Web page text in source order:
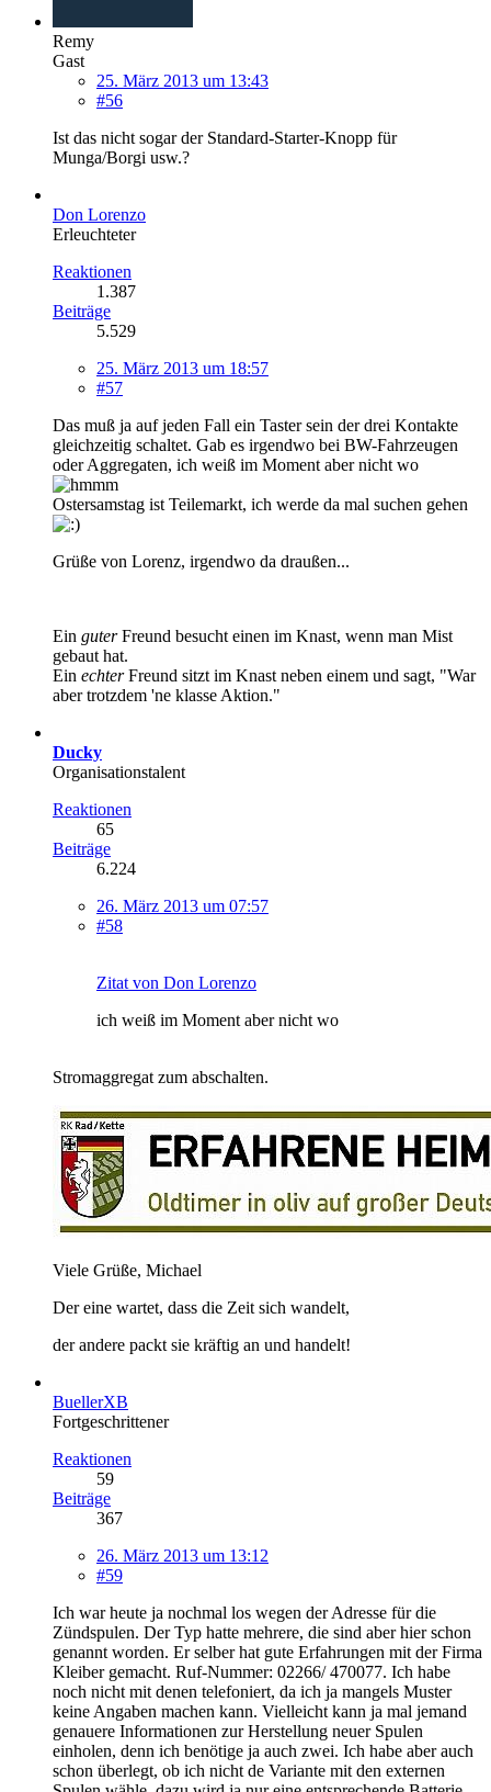
Remy
Gast
25. März 2013 um 13:43
#56
Ist das nicht sogar der Standard-Starter-Knopp für
Munga/Borgi usw.?
Don Lorenzo
Erleuchteter
Reaktionen
1.387
Beiträge
5.529
25. März 2013 um 18:57
#57
Das muß ja auf jeden Fall ein Taster sein der drei Kontakte
gleichzeitig schaltet. Gab es irgendwo bei BW-Fahrzeugen
oder Aggregaten, ich weiß im Moment aber nicht wo
Ostersamstag ist Teilemarkt, ich werde da mal suchen gehen
Grüße von Lorenz, irgendwo da draußen...
Ein guterFreund besucht einen im Knast, wenn man Mist
gebaut hat.
Ein echterFreund sitzt im Knast neben einem und sagt, "War
aber trotzdem 'ne klasse Aktion."
Ducky
Organisationstalent
Reaktionen
65
Beiträge
6.224
26. März 2013 um 07:57
#58
Zitat von Don Lorenzo
ich weiß im Moment aber nicht wo
Stromaggregat zum abschalten.
Viele Grüße, Michael
Der eine wartet, dass die Zeit sich wandelt,
der andere packt sie kräftig an und handelt!
BuellerXB
Fortgeschrittener
Reaktionen
59
Beiträge
367
26. März 2013 um 13:12
#59
Ich war heute ja nochmal los wegen der Adresse für die
Zündspulen. Der Typ hatte mehrere, die sind aber hier schon
genannt worden. Er selber hat gute Erfahrungen mit der Firma
Kleiber gemacht. Ruf-Nummer: 02266/ 470077. Ich habe
noch nicht mit denen telefoniert, da ich ja mangels Muster
keine Angaben machen kann. Vielleicht kann ja mal jemand
genauere Informationen zur Herstellung neuer Spulen
einholen, denn ich benötige ja auch zwei. Ich habe aber auch
schon überlegt, ob ich nicht de Variante mit den externen